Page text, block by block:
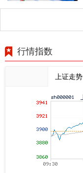
行情指数
上证走势